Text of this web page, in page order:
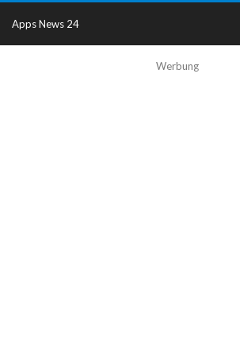
Werbung
Apps News 24